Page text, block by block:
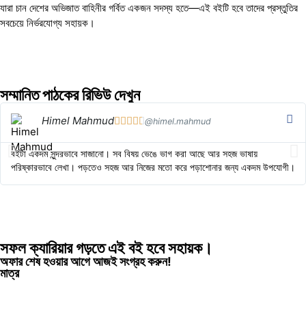
যারা চান দেশের অভিজাত বাহিনীর গর্বিত একজন সদস্য হতে—এই বইটি হবে তাদের প্রস্তুতির
সবচেয়ে নির্ভরযোগ্য সহায়ক।
সম্মানিত পাঠকের রিভিউ দেখুন
Himel Mahmud    @himel.mahmud
বইটা একদম সুন্দরভাবে সাজানো। সব বিষয় ভেঙে ভাগ করা আছে আর সহজ ভাষায়
পরিষ্কারভাবে লেখা। পড়তেও সহজ আর নিজের মতো করে পড়াশোনার জন্য একদম উপযোগী।
সফল ক্যারিয়ার গড়তে এই বই হবে সহায়ক।
অফার শেষ হওয়ার আগে আজই সংগ্রহ করুন!
মাত্র